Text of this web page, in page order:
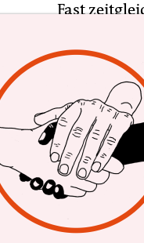
Fast
Spotmarkt
kann
günstigen
beide aus
Hanwha Q
Was ist